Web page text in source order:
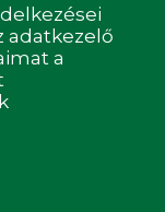
adatkezelő
a